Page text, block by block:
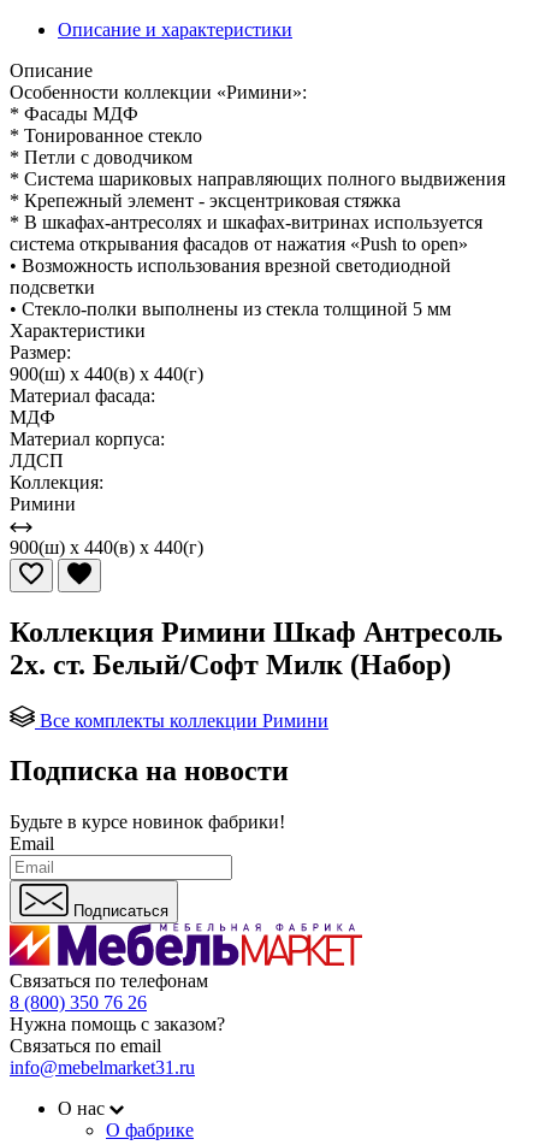
Описание и характеристики
Описание
Особенности коллекции «Римини»:
* Фасады МДФ
* Тонированное стекло
* Петли с доводчиком
* Система шариковых направляющих полного выдвижения
* Крепежный элемент - эксцентриковая стяжка
* В шкафах-антресолях и шкафах-витринах используется
система открывания фасадов от нажатия «Push to open»
• Возможность использования врезной светодиодной
подсветки
• Стекло-полки выполнены из стекла толщиной 5 мм
Характеристики
Размер:
900(ш) x 440(в) x 440(г)
Материал фасада:
МДФ
Материал корпуса:
ЛДСП
Коллекция:
Римини
900(ш) x 440(в) x 440(г)
Коллекция Римини Шкаф Антресоль
2х. ст. Белый/Софт Милк (Набор)
Все комплекты коллекции Римини
Подписка на новости
Будьте в курсе новинок фабрики!
Email
Подписаться
Связаться по телефонам
8 (800) 350 76 26
Нужна помощь с заказом?
Связаться по email
info@mebelmarket31.ru
О нас
О фабрике